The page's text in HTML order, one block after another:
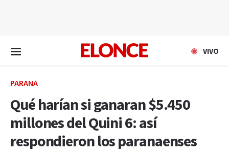
VIVO
PARANÁ
Qué harían si ganaran $5.450
millones del Quini 6: así
respondieron los paranaenses